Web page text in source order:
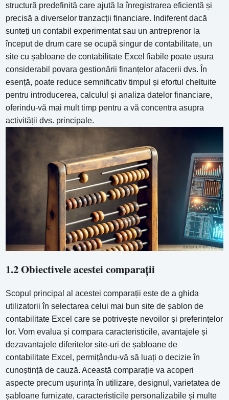
structură predefinită care ajută la înregistrarea eficientă și
precisă a diverselor tranzacții financiare. Indiferent dacă
sunteți un contabil experimentat sau un antreprenor la
început de drum care se ocupă singur de contabilitate, un
site cu șabloane de contabilitate Excel fiabile poate ușura
considerabil povara gestionării finanțelor afacerii dvs. În
esență, poate reduce semnificativ timpul și efortul cheltuite
pentru introducerea, calculul și analiza datelor financiare,
oferindu-vă mai mult timp pentru a vă concentra asupra
activității dvs. principale.
1.2 Obiectivele acestei comparații
Scopul principal al acestei comparații este de a ghida
utilizatorii în selectarea celui mai bun site de șablon de
contabilitate Excel care se potrivește nevoilor și preferințelor
lor. Vom evalua și compara caracteristicile, avantajele și
dezavantajele diferitelor site-uri de șabloane de
contabilitate Excel, permițându-vă să luați o decizie în
cunoștință de cauză. Această comparație va acoperi
aspecte precum ușurința în utilizare, designul, varietatea de
șabloane furnizate, caracteristicile personalizabile și multe